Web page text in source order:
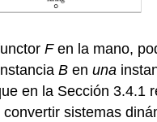
Fen la mano,
B enuna
en la Sección 3.4.1
sistemas